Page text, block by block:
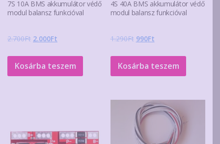
7S 10A BMS akkumulátor védő
modul balansz funkcióval
2.700Ft Original
was:
2.700Ft.
2.000Ft
is:
2.000Ft.
Kosárba teszem
4S 40A BMS akkumulátor védő
modul balansz funkcióval
1.290Ft Original
was:
1.290Ft.
990FtCurrent
is:
990Ft.
Kosárba teszem